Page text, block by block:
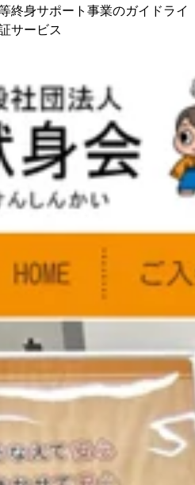
終身サポート事業のガイドライ
サービス